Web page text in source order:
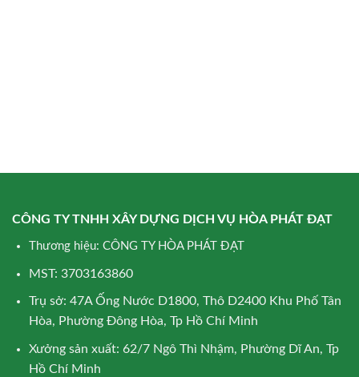
CÔNG TY TNHH XÂY DỰNG DỊCH VỤ HÒA PHÁT ĐẠT
Thương hiệu: CÔNG TY HÒA PHÁT ĐẠT
MST: 3703163860
Trụ sở: 47A Ống Nước D1800, Thô D2400 Khu Phố Tân
Hòa, Phường Đông Hòa, Tp Hồ Chí Minh
Xưởng sản xuất: 62/7 Ngô Thì Nhậm, Phường Dĩ An, Tp
Hồ Chí Minh